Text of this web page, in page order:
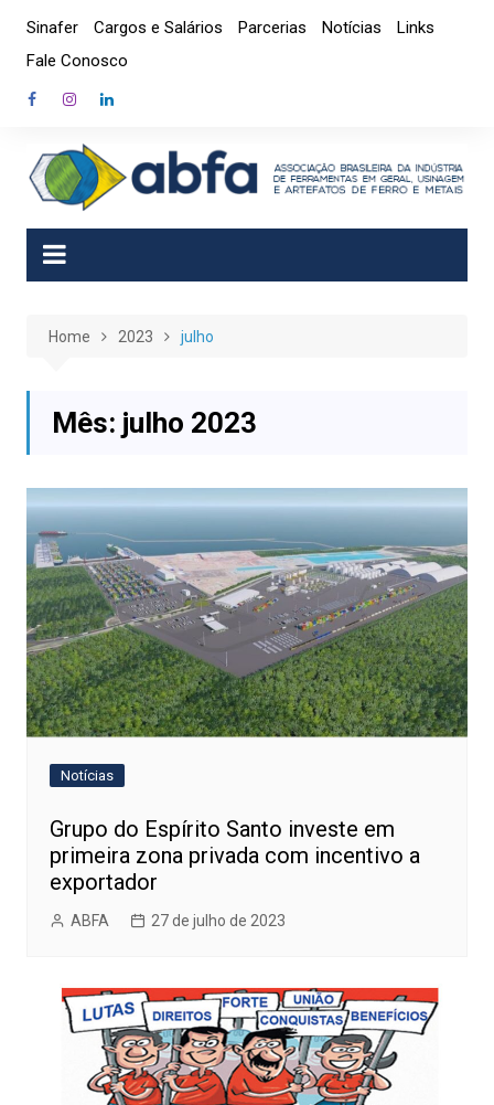
content
Sinafer Cargos e Salários Parcerias Notícias
Links
Fale Conosco
Home 2023 julho
Mês: julho 2023
Notícias
Grupo do Espírito Santo investe em
primeira zona privada com incentivo a
exportador
ABFA 27 de julho de 2023